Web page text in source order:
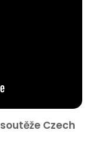
Czech